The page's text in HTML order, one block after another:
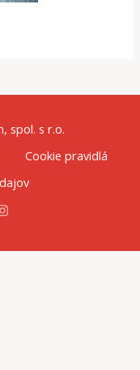
spol. s r.o.
Cookie pravidlá